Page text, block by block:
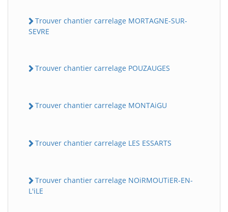
Trouver chantier carrelage MORTAGNE-SUR-
SEVRE
Trouver chantier carrelage POUZAUGES
Trouver chantier carrelage MONTAiGU
Trouver chantier carrelage LES ESSARTS
Trouver chantier carrelage NOiRMOUTiER-EN-
L'iLE